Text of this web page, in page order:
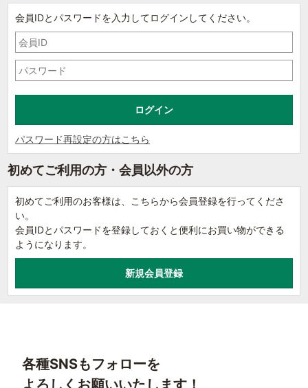
会員IDとパスワードを入力してログインしてください。
パスワード再設定の方はこちら
初めてご利用の方・会員以外の方
初めてご利用のお客様は、こちらから会員登録を行ってくださ
い。
会員IDとパスワードを登録しておくと便利にお買い物ができる
ようになります。
各種SNSもフォローを
よろしくお願いいたします！